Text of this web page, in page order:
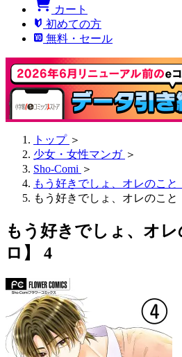
カート
初めての方
無料・セール
トップ ＞
少女・女性マンガ ＞
Sho-Comi ＞
もう好きでしょ、オレのこと
もう好きでしょ、オレのこと
もう好きでしょ、オ
ロ】 4